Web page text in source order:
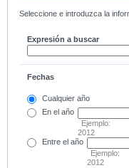
Seleccione e introduzca la
Expresión a buscar
Fechas
Cualquier año
En el año
Ejemplo:
2012
Entre el año
Ejemplo:
2012